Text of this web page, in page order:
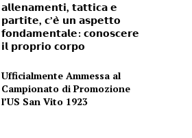
𝗮𝗹𝗹𝗲𝗻𝗮𝗺𝗲𝗻𝘁𝗶, 𝘁𝗮𝘁𝘁𝗶𝗰𝗮 𝗲
𝗽𝗮𝗿𝘁𝗶𝘁𝗲, 𝗰’𝗲̀ 𝘂𝗻 𝗮𝘀𝗽𝗲𝘁𝘁𝗼
𝗳𝗼𝗻𝗱𝗮𝗺𝗲𝗻𝘁𝗮𝗹𝗲: 𝗰𝗼𝗻𝗼𝘀𝗰𝗲𝗿𝗲
𝗶𝗹 𝗽𝗿𝗼𝗽𝗿𝗶𝗼 𝗰𝗼𝗿𝗽𝗼
Ufficialmente Ammessa al
Campionato di Promozione
l’US San Vito 1923